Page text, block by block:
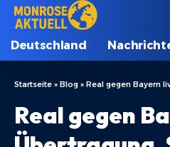
Deutschland
Startseite » Blog » Real gegen Bayern
Real gegen